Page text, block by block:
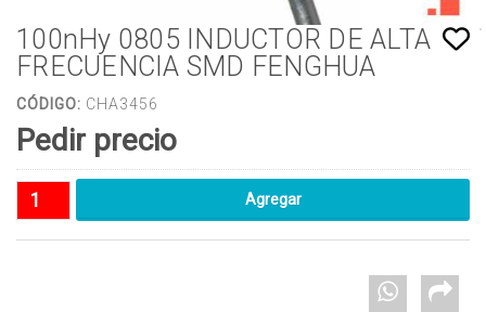
100nHy 0805 INDUCTOR DE ALTA
FRECUENCIA SMD FENGHUA
CÓDIGO: CHA3456
Pedir precio